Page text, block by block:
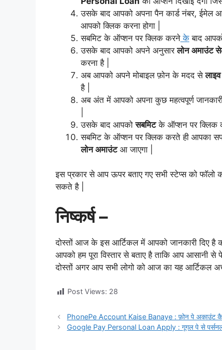
उसके बाद आपको अपना पैन कार्ड नंबर, ईमेल
आपको क्लिक करना होगा |
सबमिट के ऑप्शन पर क्लिक करने के बाद
उसके बाद आपको अपने अनुसारलोन अमाउंट
करना है |
अब आपको अपने मोबाइल फ़ोन के मदद से
है |
अब अंत में आपको अपना कुछ महत्वपूर्ण जानकारी
उसके बाद आपकोसबमिटके ऑप्शन पर क्लिक
सबमिट के ऑप्शन पर क्लिक करते ही आपका
लोन अमाउंटआ जाएगा |
इस प्रकार से आप ऊपर बताए गए सभी स्टेप्स को
सकते है |
निष्कर्ष –
दोस्तों आज के इस आर्टिकल में आपको जानकारी दिए है
आपको हम पूरा विस्तार से बताए है ताकि आप आसानी
दोस्तों अगर आप सभी लोगो को आज का यह आर्टिकल
Post Views: 28
PhonePe Account Kaise Banaye : फ़ोन पे अकाउंट
Google Pay Personal Loan Apply : गूगल पे से